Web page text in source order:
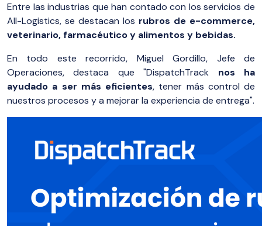
Entre las industrias que han contado con los servicios de
All-Logistics, se destacan los rubros de e-commerce,
veterinario, farmacéutico y alimentos y bebidas.
En todo este recorrido, Miguel Gordillo, Jefe de
Operaciones, destaca que "DispatchTrack nos ha
ayudado a ser más eficientes, tener más control de
nuestros procesos y a mejorar la experiencia de entrega".